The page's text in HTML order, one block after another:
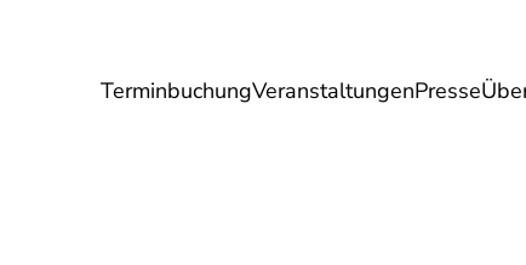
TerminbuchungVeranstaltungenPresse
Gesundheit Energie Reise